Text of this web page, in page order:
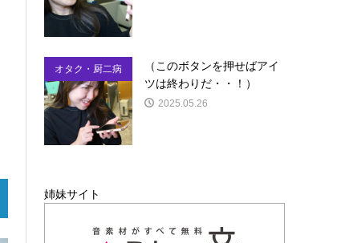
オタク・厨二病
（このボタンを押せばアイ
ツは終わりだ・・！）
2025.05.26
姉妹サイト